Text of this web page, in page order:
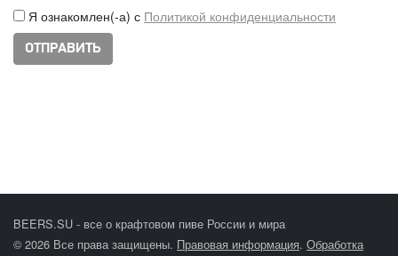
Я ознакомлен(-а) с Политикой конфиденциальности
BEERS.SU - все о крафтовом пиве России и мира
© 2026 Все права защищены. Правовая информация. Обработка